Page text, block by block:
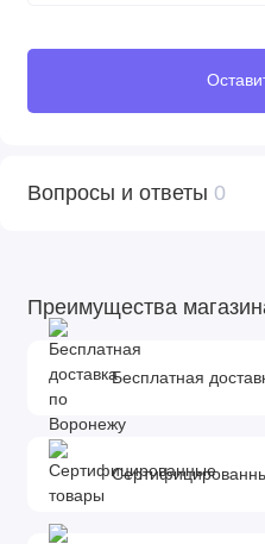
Вопросы и ответы 0
Преимущества
Бесплатная